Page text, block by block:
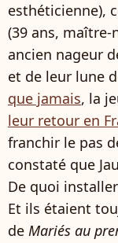
esthéticienne),
(39 ans,
ancien nageur
et de leur lune
que jamais, la
leur retour en
franchir le pas
constaté que
De quoi
Et ils étaient
de Mariés au